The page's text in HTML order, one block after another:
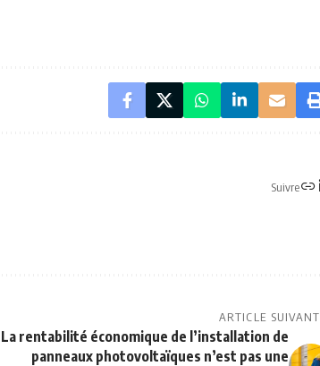
Suivre
ARTICLE SUIVANT
La rentabilité économique de l’installation de
panneaux photovoltaïques n’est pas une